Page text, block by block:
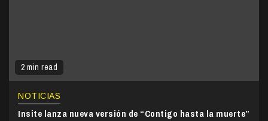
2 min read
NOTICIAS
Insite lanza nueva versión de “Contigo hasta la muerte”